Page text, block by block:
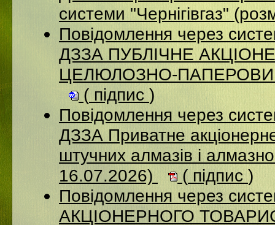
системи "Чернігівгаз"
Повідомлення через
ДЗЗА ПУБЛІЧНЕ
ЦЕЛЮЛОЗНО-ПАПЕРОВИЙ
( підпис )
Повідомлення через
ДЗЗА Приватне
штучних алмазів і
16.07.2026)
( підпис)
Повідомлення через
АКЦІОНЕРНОГО